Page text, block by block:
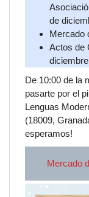
de
Mercado
Actos de
De 10:00 de la
pasarte por el
Lenguas
(18009,
esperamos!
Mercado